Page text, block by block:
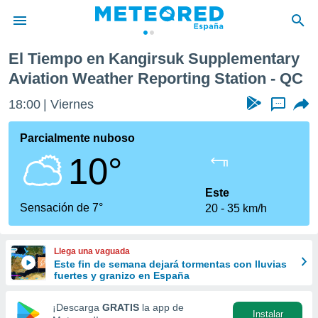
de
para
la
calidad.
a este
forma
digital
El Tiempo en Kangirsuk Supplementary
Aviation Weather Reporting Station - QC
18:00 Viernes ...
Parcialmente nuboso
10°
Sensación de 7°
Este
20
35 km/h
Llega una vaguada
Este fin de semana dejará tormentas con lluvias
fuertes y granizo en España
¡Descarga GRATIS la app de
Instalar